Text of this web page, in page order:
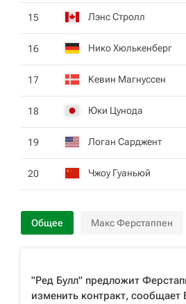
15 Лэнс Стролл
16 Нико Хюлькенберг
17 Кевин Магнуссен
18 Юки Цунода
19 Логан Сарджент
20 Чжоу Гуаньюй
Общее Макс Ферстаппен
"Ред Булл" предложит
изменить контракт, сообщает